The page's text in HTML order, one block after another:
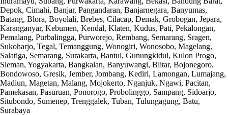
Depok, Cimahi, Banjar, Pangandaran, Banjarnegara, Banyumas,
Batang, Blora, Boyolali, Brebes, Cilacap, Demak, Grobogan, Jepara,
Karanganyar, Kebumen, Kendal, Klaten, Kudus, Pati, Pekalongan,
Pemalang, Purbalingga, Purworejo, Rembang, Semarang, Sragen,
Sukoharjo, Tegal, Temanggung, Wonogiri, Wonosobo, Magelang,
Salatiga, Semarang, Surakarta, Bantul, Gunungkidul, Kulon Progo,
Sleman, Yogyakarta, Bangkalan, Banyuwangi, Blitar, Bojonegoro,
Bondowoso, Gresik, Jember, Jombang, Kediri, Lamongan, Lumajang,
Madiun, Magetan, Malang, Mojokerto, Nganjuk, Ngawi, Pacitan,
Pamekasan, Pasuruan, Ponorogo, Probolinggo, Sampang, Sidoarjo,
Situbondo, Sumenep, Trenggalek, Tuban, Tulungagung, Batu,
Surabaya